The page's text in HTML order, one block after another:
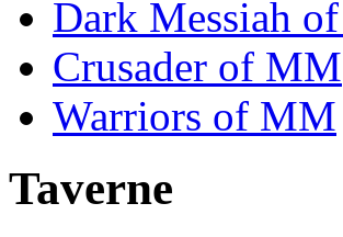
Dark Messiah
Crusader of MM
Warriors of MM
Taverne